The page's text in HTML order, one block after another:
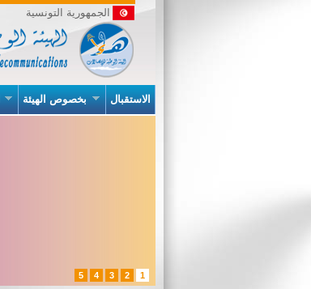
الجمهورية التونسية
الاستقبال بخصوص الهيئة
1
2
3
4
5